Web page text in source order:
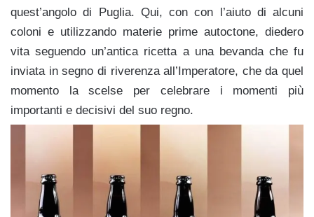
quest’angolo di Puglia. Qui, con con l’aiuto di alcuni
coloni e utilizzando materie prime autoctone, diedero
vita seguendo un’antica ricetta a una bevanda che fu
inviata in segno di riverenza all’Imperatore, che da quel
momento la scelse per celebrare i momenti più
importanti e decisivi del suo regno.